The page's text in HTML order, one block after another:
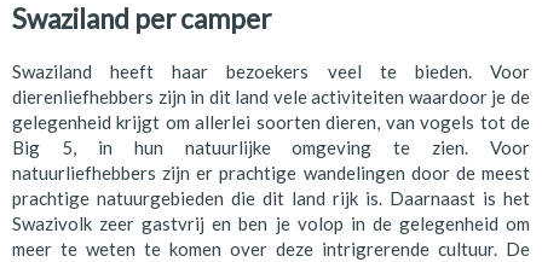
Swaziland per camper
Swaziland heeft haar bezoekers veel te bieden. Voor
dierenliefhebbers zijn in dit land vele activiteiten waardoor je de
gelegenheid krijgt om allerlei soorten dieren, van vogels tot de
Big 5, in hun natuurlijke omgeving te zien. Voor
natuurliefhebbers zijn er prachtige wandelingen door de meest
prachtige natuurgebieden die dit land rijk is. Daarnaast is het
Swazivolk zeer gastvrij en ben je volop in de gelegenheid om
meer te weten te komen over deze intrigrerende cultuur. De